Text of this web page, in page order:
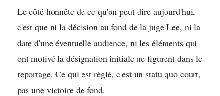
Le côté honnête de ce qu'on peut dire aujourd'hui,
c'est que ni la décision au fond de la juge Lee, ni la
date d'une éventuelle audience, ni les éléments qui
ont motivé la désignation initiale ne figurent dans le
reportage. Ce qui est réglé, c'est un statu quo court,
pas une victoire de fond.